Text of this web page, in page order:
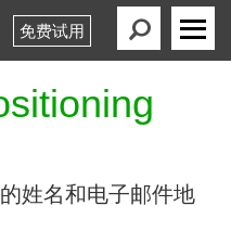
免费试用
Primary
姓名和电子邮件地